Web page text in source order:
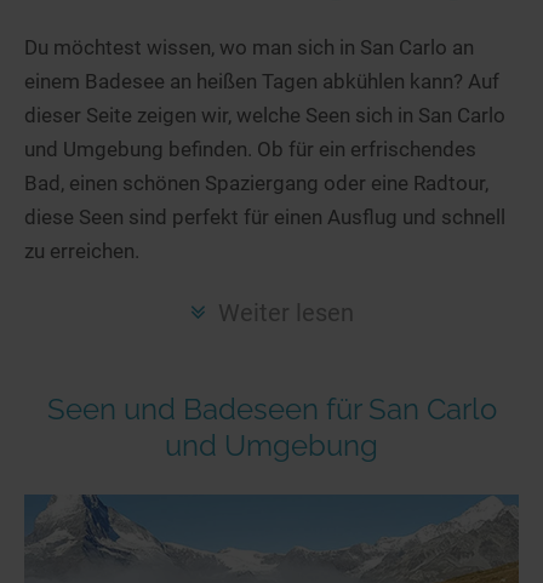
Stand Up Paddeling
Kitesurfen
Kanu- & Kajaktouren
Badeseen in Deutschland
Genuss pur
Wellness am See
Direkt am Wasser
Unterkünfte
Ferienwohnungen
Hausboote
Camping
Ferienwohnungen
Hausboote
Camping am See
Top-Hotels
Top-Hotel Empfehlungen
Familienhotels
Ausgefallenes
Hundefreundliche Unterkünfte
Glamping
Finde Deinen See
Seen in Deiner Nähe
Seen in Deutschland
Seen in Europa
Strandbad-Verzeichnis
Überwachte Badestellen
Top Seen nach Bundesländern
Deutschlands Lieblingsseen
Seen in Europa
Du möchtest wissen, wo man sich in San Carlo an
einem Badesee an heißen Tagen abkühlen kann? Auf
dieser Seite zeigen wir, welche Seen sich in San Carlo
und Umgebung befinden. Ob für ein erfrischendes
Bad, einen schönen Spaziergang oder eine Radtour,
diese Seen sind perfekt für einen Ausflug und schnell
zu erreichen.
Weiter lesen
Seen und Badeseen für San Carlo
und Umgebung